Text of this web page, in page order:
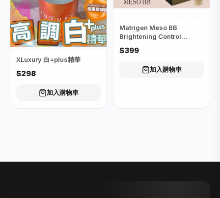
XLuxury 白+plus精華
$298
加入購物車
Matrigen Meso BB
Brightening Control
System Anti-Aging (BB 紋
繍)
$399
加入購物車